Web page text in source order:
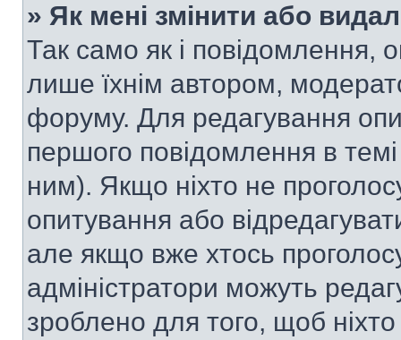
» Як мені змінити або
Так само як і повідомлення,
лише їхнім автором,
форуму. Для редагування
першого повідомлення в
ним). Якщо ніхто не
опитування або
але якщо вже хтось
адміністратори можуть
зроблено для того, щоб